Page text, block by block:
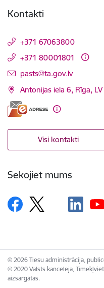
Kontakti
+371 67063800
+371 80001801
E-pasts:
pasts@ta.gov.lv
Antonijas iela 6, Rīga,
Visi kontakti
Sekojiet mums
© 2026 Tiesu administrācija,
© 2020 Valsts kanceleja,
aizsargātas.